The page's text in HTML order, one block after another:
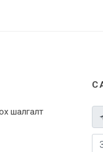
шалгалт